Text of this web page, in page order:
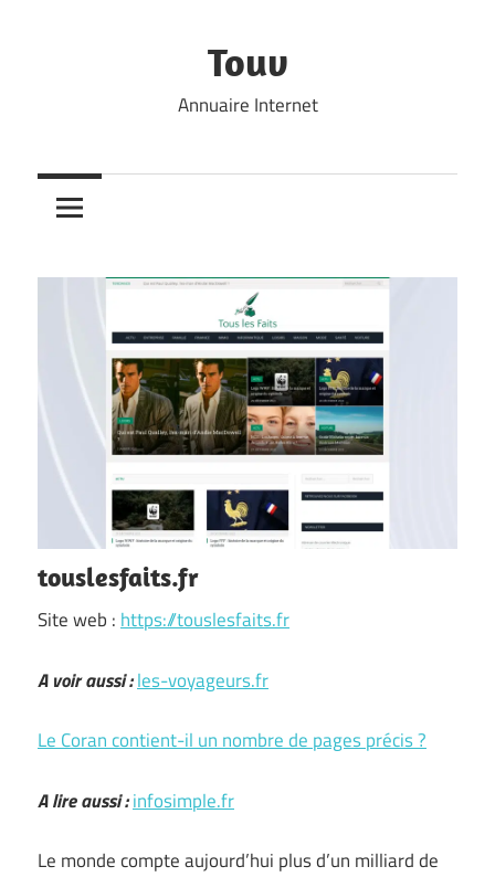
Touv
Annuaire Internet
touslesfaits.fr
Site web : https://touslesfaits.fr
A voir aussi :les-voyageurs.fr
Le Coran contient-il un nombre de pages précis ?
A lire aussi :infosimple.fr
Le monde compte aujourd’hui plus d’un milliard de